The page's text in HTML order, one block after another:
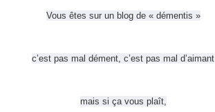
Vous êtes sur un blog de « démentis »
c’est pas mal dément, c’est pas mal d’aimant
mais si ça vous plaît,